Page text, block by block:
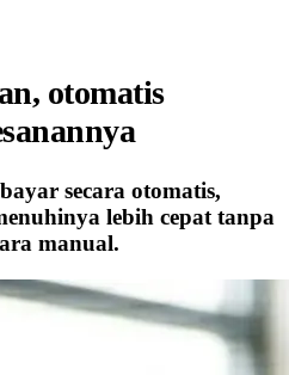
otomatis
secara otomatis,
lebih cepat tanpa
manual.